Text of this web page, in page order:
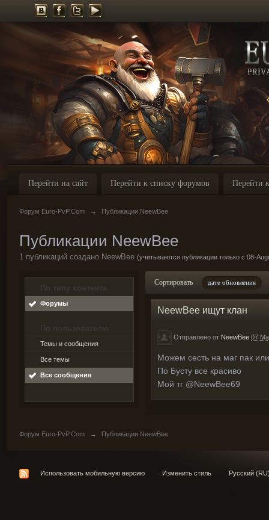
Перейти на сайт Перейти к списку форумов Перейти
Форум Euro-PvP.Com → Публикации NeewBee
Публикации NeewBee
1 публикаций создано NeewBee (учитываются публикации только с 08-
По типу контента
Форумы
По пользователю
Темы и сообщения
Все темы
Все сообщения
Сортировать дате обновления
NeewBee ищут клан
Отправлено от NeewBee 07
Можем сесть на маг пак
По Бусту все красиво
Мой тг @NeewBee69
Форум Euro-PvP.Com → Публикации NeewBee
Использовать мобильную версию Изменить стиль Русский